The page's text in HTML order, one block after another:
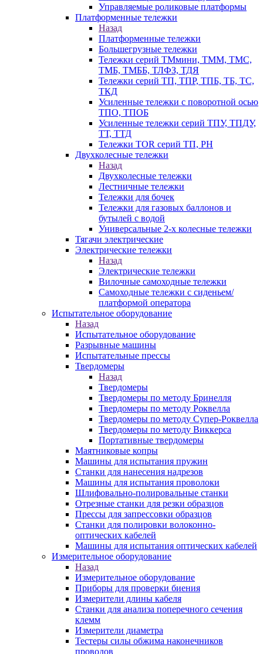
Управляемые роликовые платформы
Платформенные тележки
Назад
Платформенные тележки
Большегрузные тележки
Тележки серий ТМмини, ТММ, ТМС,
ТМБ, ТМББ, ТЛФЗ, ТДЯ
Тележки серий ТП, ТПР, ТПБ, ТБ, ТС,
ТКД
Усиленные тележки с поворотной осью
ТПО, ТПОБ
Усиленные тележки серий ТПУ, ТПДУ,
ТТ, ТТД
Тележки TOR серий ТП, PH
Двухколесные тележки
Назад
Двухколесные тележки
Лестничные тележки
Тележки для бочек
Тележки для газовых баллонов и
бутылей с водой
Универсальные 2-х колесные тележки
Тягачи электрические
Электрические тележки
Назад
Электрические тележки
Вилочные самоходные тележки
Самоходные тележки с сиденьем/
платформой оператора
Испытательное оборудование
Назад
Испытательное оборудование
Разрывные машины
Испытательные прессы
Твердомеры
Назад
Твердомеры
Твердомеры по методу Бринелля
Твердомеры по методу Роквелла
Твердомеры по методу Супер-Роквелла
Твердомеры по методу Виккерса
Портативные твердомеры
Маятниковые копры
Машины для испытания пружин
Станки для нанесения надрезов
Машины для испытания проволоки
Шлифовально-полировальные станки
Отрезные станки для резки образцов
Прессы для запрессовки образцов
Станки для полировки волоконно-
оптических кабелей
Машины для испытания оптических кабелей
Измерительное оборудование
Назад
Измерительное оборудование
Приборы для проверки биения
Измерители длины кабеля
Станки для анализа поперечного сечения
клемм
Измерители диаметра
Тестеры силы обжима наконечников
проводов